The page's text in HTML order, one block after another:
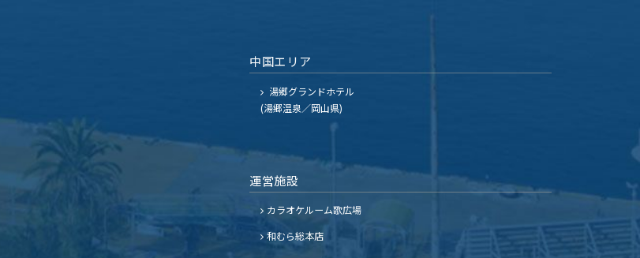
中国エリア
湯郷グランドホテル
(湯郷温泉／岡山県)
運営施設
カラオケルーム歌広場
和むら総本店